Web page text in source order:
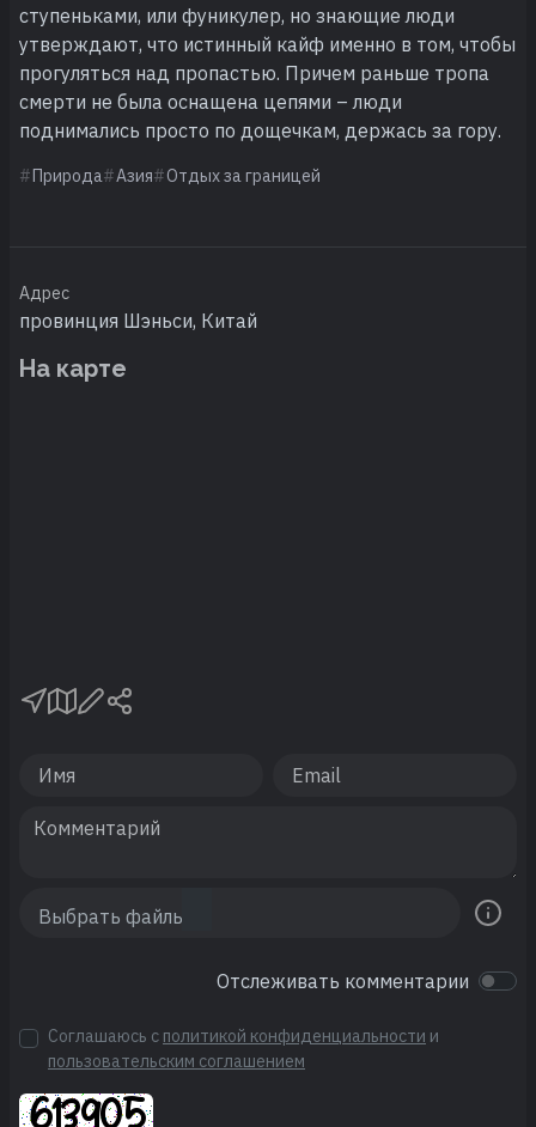
ступеньками, или фуникулер, но знающие люди
утверждают, что истинный кайф именно в том, чтобы
прогуляться над пропастью. Причем раньше тропа
смерти не была оснащена цепями – люди
поднимались просто по дощечкам, держась за гору.
Природа Азия Отдых за границей
Адрес
провинция Шэньси, Китай
На карте
Отслеживать комментарии
Соглашаюсь с политикой конфиденциальности и
пользовательским соглашением